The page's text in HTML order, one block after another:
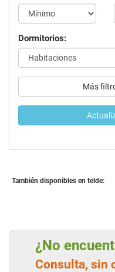
Dormitorios:
Más
También disponibles en telde:
¿No
Consulta,